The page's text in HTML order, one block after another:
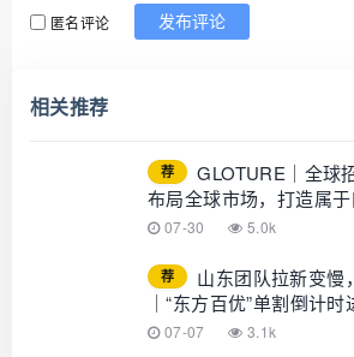
匿名评论 发布评论
相关推荐
荐
GLOTURE｜全球
布局全球市场，打造属
想增加收入？想打造团队
07-30 5.0k
荐
山东团队拉新变慢
｜“东方百优”单割倒计
07-07 3.1k